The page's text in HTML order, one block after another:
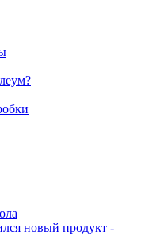
новый продукт -